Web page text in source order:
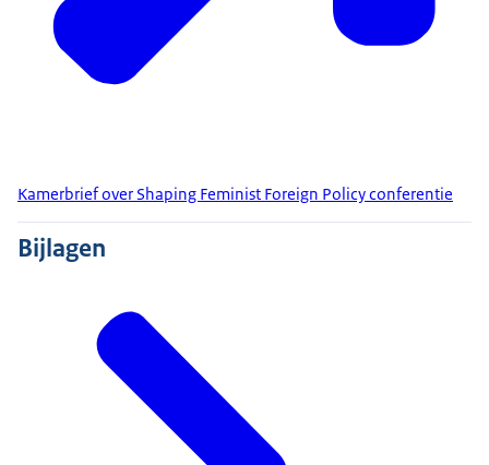
Kamerbrief over Shaping Feminist Foreign Policy conferentie
Bijlagen